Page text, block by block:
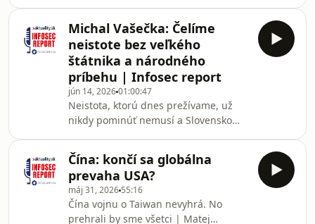
pomoci stala poskytovateľom
európskej bezpečnosti a b
bezpečnosti starého kontinentu nemá
žiadnu vážnosť. Bezpečnostný expert,
bývalý veľvyslanec vo Veľkej Británii a
dvojnásobný štátny tajomník
Ministerstva obrany Robert
Ondrejcsák upozorňuje, že nás to už
teraz stojí zahraničné investície a
vlastnú budúcnosť.Pár dní pred
samitom NATO v Ankare hovoríme o
Michal Vašečka: Čelíme
neistote bez veľkého
štátnika a národného
príbehu | Infosec report
jún 14, 202601:00:47
Neistota, ktorú dnes prežívame, už
nikdy pominúť nemusí a Slovensko
jediného štátnika a silného
národného príbehu. Liberálna
demokracia sa rúca, ako starý dom,
ktorý sme sa rozhodli neudržiavať.V
epizóde sa dozviete, prečo algoritmy
Čína: končí sa globálna
prevaha USA?
máj 31, 2026 55:16
Čína vojnu o Taiwan nevyhrá. No
prehrali by sme všetci | Matej